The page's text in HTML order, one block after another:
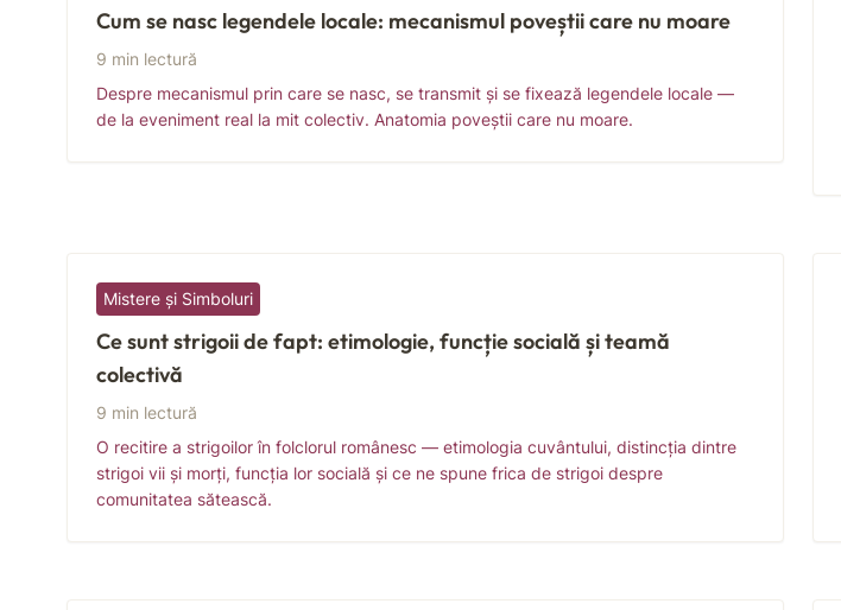
Cum se nasc legendele locale: mecanismul poveștii care nu moare
9 min lectură
Despre mecanismul prin care se nasc, se transmit și se fixează legendele locale —
de la eveniment real la mit colectiv. Anatomia poveștii care nu moare.
Mistere și Simboluri
Ce sunt strigoii de fapt: etimologie, funcție socială și teamă
colectivă
9 min lectură
O recitire a strigoilor în folclorul românesc — etimologia cuvântului, distincția dintre
strigoi vii și morți, funcția lor socială și ce ne spune frica de strigoi despre
comunitatea sătească.